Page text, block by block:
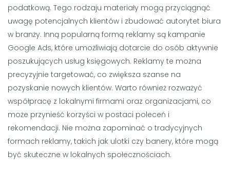
podatkową. Tego rodzaju materiały mogą przyciągnąć
uwagę potencjalnych klientów i zbudować autorytet biura
w branży. Inną popularną formą reklamy są kampanie
Google Ads, które umożliwiają dotarcie do osób aktywnie
poszukujących usług księgowych. Reklamy te można
precyzyjnie targetować, co zwiększa szanse na
pozyskanie nowych klientów. Warto również rozważyć
współpracę z lokalnymi firmami oraz organizacjami, co
może przynieść korzyści w postaci poleceń i
rekomendacji. Nie można zapominać o tradycyjnych
formach reklamy, takich jak ulotki czy banery, które mogą
być skuteczne w lokalnych społecznościach.